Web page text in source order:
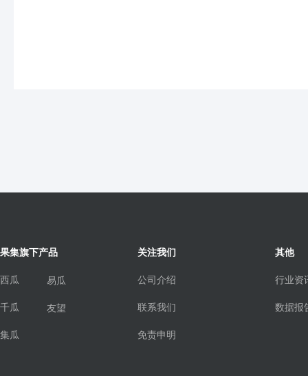
果集旗下产品
西瓜
千瓜
集瓜
易瓜
友望
关注我们
公司介绍
联系我们
免责申明
其他
行业资
数据报